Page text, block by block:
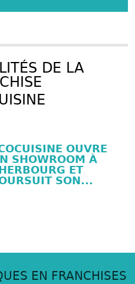
DE LA
OUVRE
SHOWROOM À
ET
SON...
EN FRANCHISES